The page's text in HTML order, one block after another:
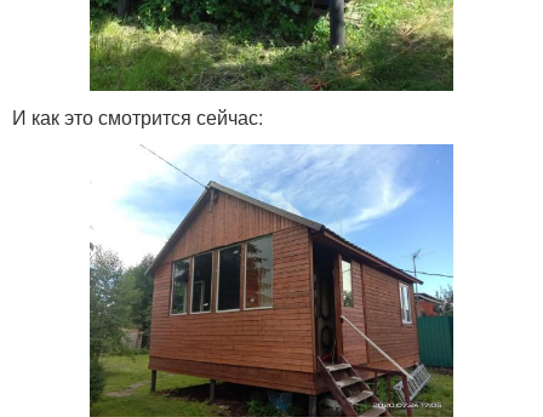
И как это смотрится сейчас: